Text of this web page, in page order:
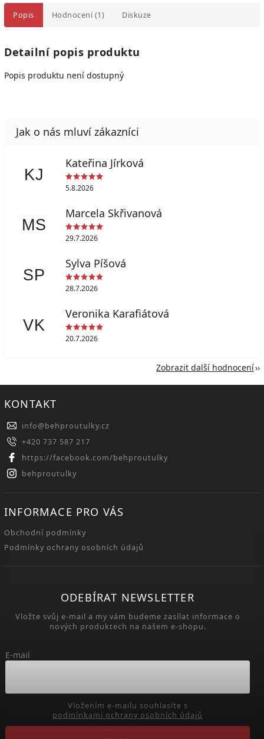
Popis Hodnocení (1) Diskuze
Detailní popis produktu
Popis produktu není dostupný
KJ
Kateřina Jírková
5.8.2026
MS
Marcela Skřivanová
29.7.2026
SP
Sylva Píšová
28.7.2026
VK
Veronika Karafiátová
20.7.2026
Zobrazit další hodnocení
KONTAKT
info@behproutulky.cz
+420 737 587 217
https://facebook.com/behproutulky
behproutulky
INFORMACE PRO VÁS
Obchodní podmínky
Podmínky ochrany osobních údajů
ODEBÍRAT NEWSLETTER
Vložte svůj e-mail a my vám budeme zasílat informace o
nových produktech na našem e-shopu.
E-mail
podmínkami ochrany osobních údajů